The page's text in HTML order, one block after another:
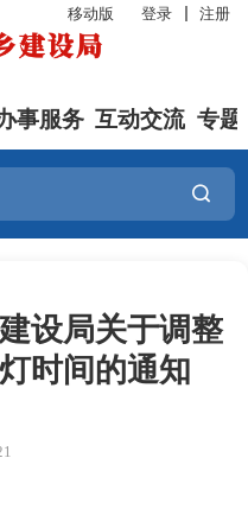
移动版 登录 注册
事服务 互动交流 专题
设局关于调整
时间的通知